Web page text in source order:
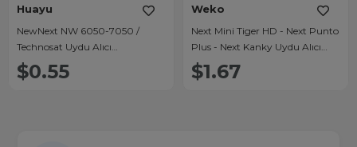
Huayu
NewNext NW 6050-7050 /
Technosat Uydu Alıcı
Kumandası
$0.55
Weko
Next Mini Tiger HD - Next Punto
Plus - Next Kanky Uydu Alıcı
Kumandası
$1.67